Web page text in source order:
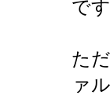
で
た
ァ